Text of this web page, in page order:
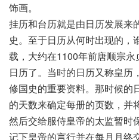
饰画。
挂历和台历就是由日历发展来
史。至于日历从何时出现的，
载，大约在1100年前唐顺宗
日历了。当时的日历又称皇历
修国史的重要资料。那时候的
的天数来确定每册的页数，并
然后交给服侍皇帝的太监暂时
记下皇帝的言行并在每月月终